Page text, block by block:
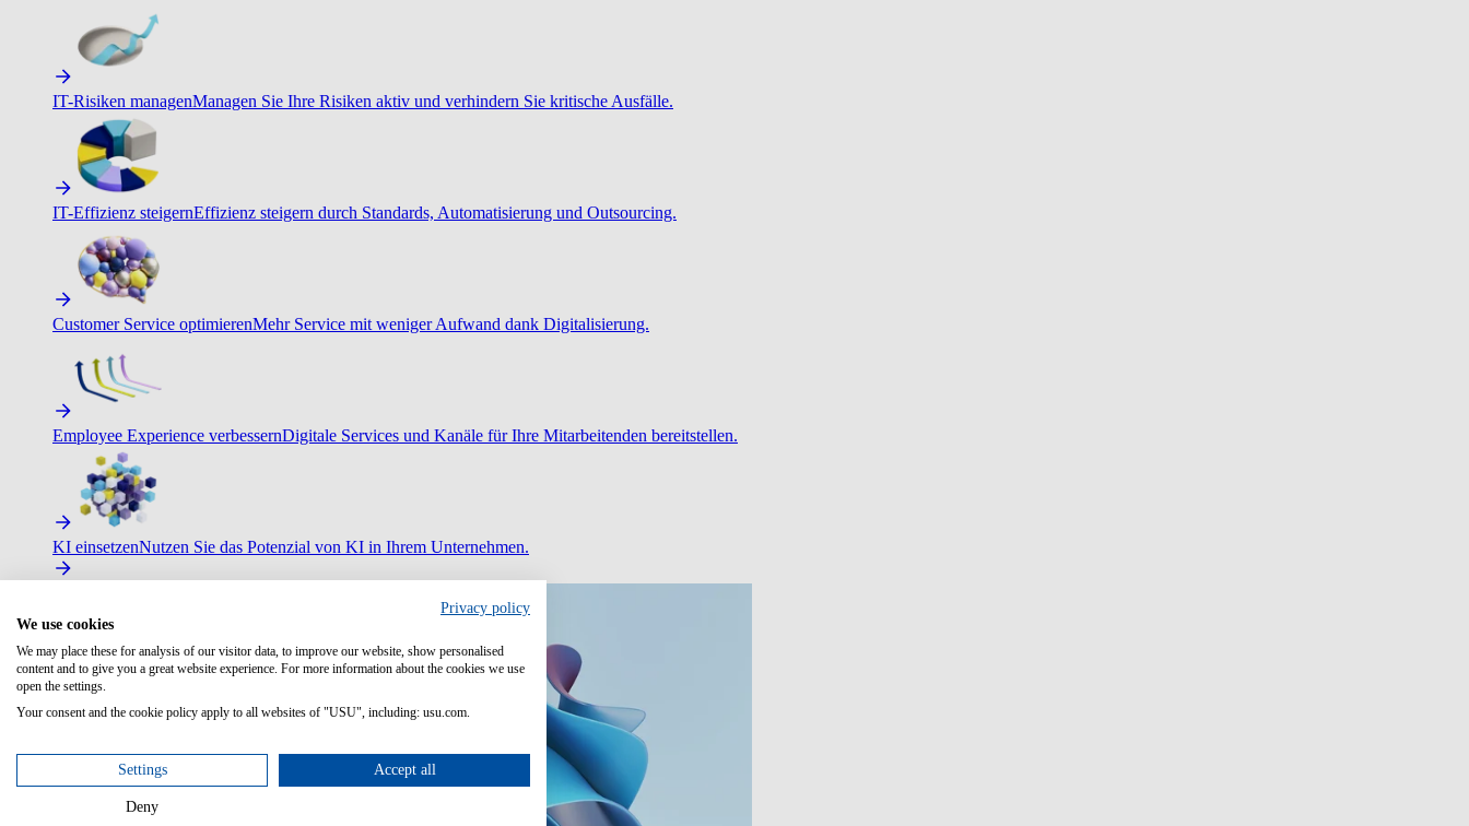
IT-Risiken managenManagen Sie Ihre Risiken aktiv und verhindern Sie kritische Ausfälle.
IT-Effizienz steigernEffizienz steigern durch Standards, Automatisierung und Outsourcing.
Customer Service optimierenMehr Service mit weniger Aufwand dank Digitalisierung.
Employee Experience verbessernDigitale Services und Kanäle für Ihre Mitarbeitenden bereitstellen.
KI einsetzenNutzen Sie das Potenzial von KI in Ihrem Unternehmen.
Privacy policy
We use cookies
We may place these for analysis of our visitor data, to improve our website, show personalised
content and to give you a great website experience. For more information about the cookies we use
open the settings.
Your consent and the cookie policy apply to all websites of "USU", including: usu.com.
Settings Accept all
Deny